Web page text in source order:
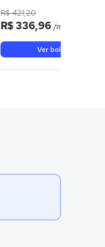
R$ 421,20
R$ 336,96/mês
Ver bolsa